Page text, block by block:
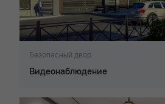
Безопасный двор
Видеонаблюдение